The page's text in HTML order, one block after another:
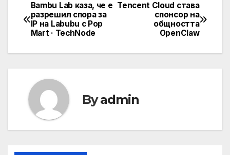
Post
navigation
Tencent Cloud става
спонсор на
общността
OpenClaw
Bambu Lab каза, че е
разрешил спора за
IP на Labubu с Pop
Mart · TechNode
Byadmin